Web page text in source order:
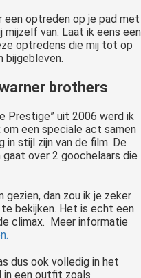
een optreden op je pad met
van. Laat ik eens een
optredens die mij tot op
bijgebleven.
Prestige” uit 2006 werd ik
een speciale act samen
stijl zijn van de film. De
over 2 goochelaars die
dan zou ik je zeker
bekijken. Het is echt een
climax. Meer informatie
dus ook volledig in het
in een outfit zoals